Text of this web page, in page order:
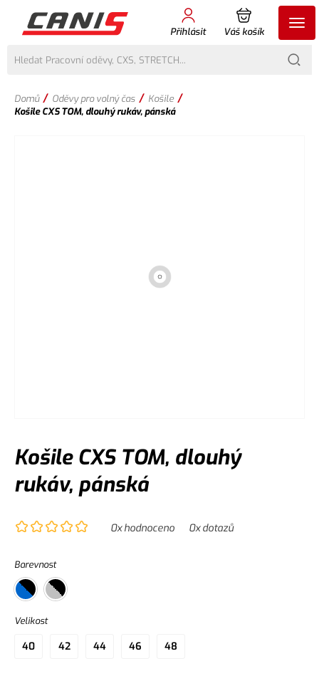
Přihlásit Váš košík
Domů / Oděvy pro volný čas / Košile /
Košile CXS TOM, dlouhý rukáv, pánská
Košile CXS TOM, dlouhý
rukáv, pánská
0x hodnoceno 0x dotazů
Barevnost
Velikost
40 42 44 46 48